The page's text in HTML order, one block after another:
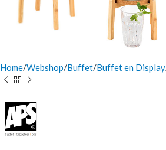
Home Webshop Buffet Buffet en Display